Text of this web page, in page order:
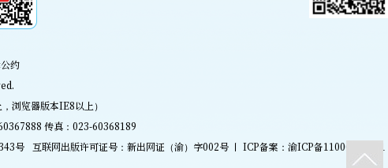
约
浏览器版本IE8以上）
传真：023-60368189
号 互联网出版许可证号：新出网证（渝）字002号 丨 ICP备案： 渝ICP备11000637号-1